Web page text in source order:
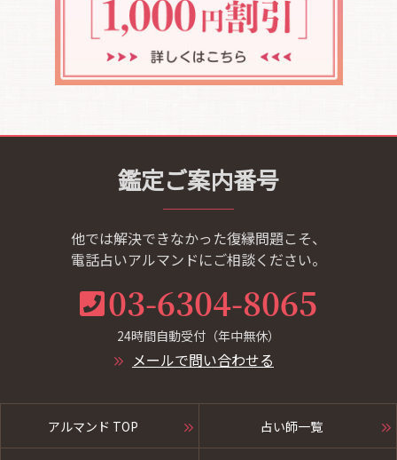
鑑定ご案内番号
他では解決できなかった復縁問題こそ、
電話占いアルマンドにご相談ください。
03-6304-8065
24時間自動受付（年中無休）
メールで問い合わせる
アルマンド TOP 占い師一覧